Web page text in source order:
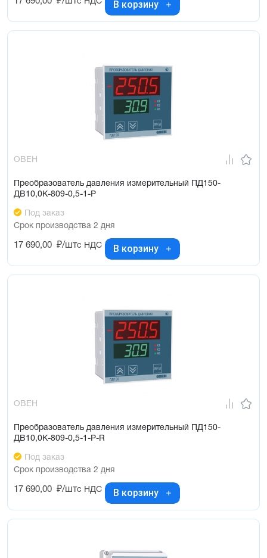
В корзину
ОВЕН
Преобразователь давления измерительный ПД150-
ДВ10,0К-809-0,5-1-Р
Под заказ
Срок производства 2 дня
17 690,00 ₽/штс НДС В корзину
ОВЕН
Преобразователь давления измерительный ПД150-
ДВ10,0К-809-0,5-1-Р-R
Под заказ
Срок производства 2 дня
17 690,00 ₽/штс НДС В корзину